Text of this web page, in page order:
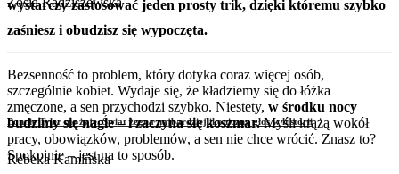
Bonnie Tyler nie żyje. Świat żegna najbardziej ikoniczny głos w historii
Rebeka Kamińska
wystarczy zastosować jeden prosty trik, dzięki któremu szybko
zaśniesz i obudzisz się wypoczęta.
Bezsenność to problem, który dotyka coraz więcej osób,
szczególnie kobiet. Wydaje się, że kładziemy się do łóżka
zmęczone, a sen przychodzi szybko. Niestety, w środku nocy
budzimy się nagle – i zaczyna się koszmar.Myśli krążą wokół
pracy, obowiązków, problemów, a sen nie chce wrócić. Znasz to?
Spokojnie – jest na to sposób.